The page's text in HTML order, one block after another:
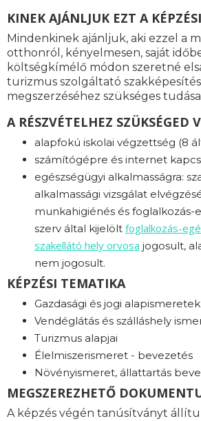
KINEK AJÁNLJUK EZT A
Mindenkinek ajánljuk, aki ezzel a
otthonról, kényelmesen, saját
költségkímélő módon szeretné
turizmus szolgáltató szakképesítés
megszerzéséhez szükséges
A RÉSZVÉTELHEZ SZÜKSÉGED
alapfokú iskolai végzettség (8
számítógépre és internet
egészségügyi alkalmasságra: s
alkalmassági vizsgálat
munkahigiénés és foglalkozás-
szerv által kijelölt foglalkozás-
szakellátó hely orvosa jogosult,
nem jogosult.
KÉPZÉSI TEMATIKA
Gazdasági és jogi alapismeretek
Vendéglátás és szálláshely
Turizmus alapjai
Élelmiszerismeret - bevezetés
Növényismeret, állattartás
MEGSZEREZHETŐ
A képzés végén tanúsítványt